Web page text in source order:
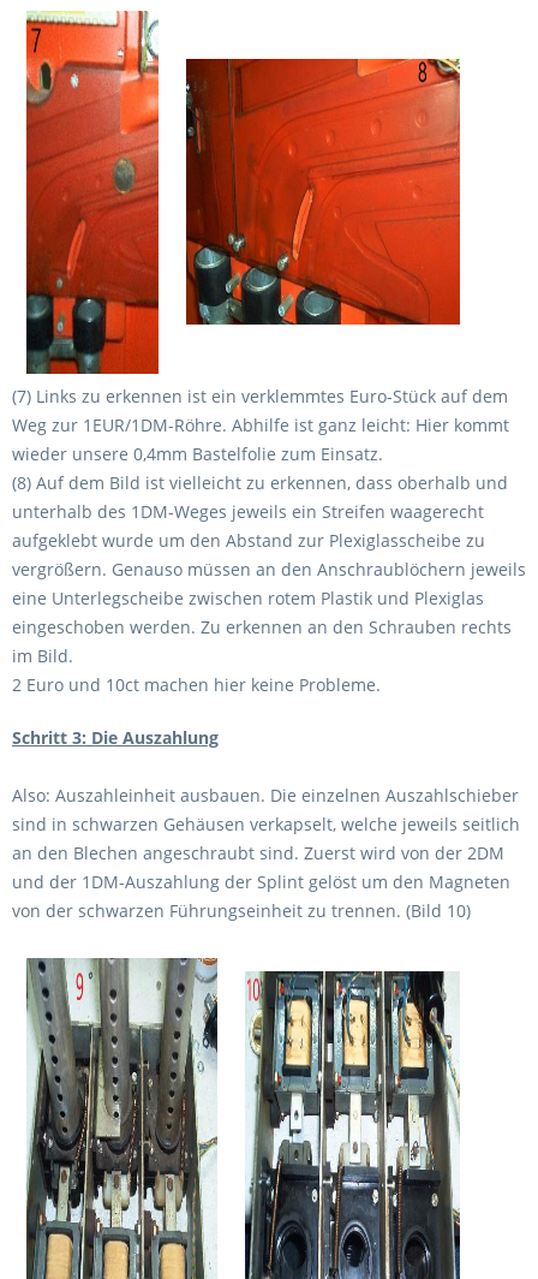
(7) Links zu erkennen ist ein verklemmtes Euro-Stück auf dem
Weg zur 1EUR/1DM-Röhre. Abhilfe ist ganz leicht: Hier kommt
wieder unsere 0,4mm Bastelfolie zum Einsatz.
(8) Auf dem Bild ist vielleicht zu erkennen, dass oberhalb und
unterhalb des 1DM-Weges jeweils ein Streifen waagerecht
aufgeklebt wurde um den Abstand zur Plexiglasscheibe zu
vergrößern. Genauso müssen an den Anschraublöchern jeweils
eine Unterlegscheibe zwischen rotem Plastik und Plexiglas
eingeschoben werden. Zu erkennen an den Schrauben rechts
im Bild.
2 Euro und 10ct machen hier keine Probleme.
Schritt 3: Die Auszahlung
Also: Auszahleinheit ausbauen. Die einzelnen Auszahlschieber
sind in schwarzen Gehäusen verkapselt, welche jeweils seitlich
an den Blechen angeschraubt sind. Zuerst wird von der 2DM
und der 1DM-Auszahlung der Splint gelöst um den Magneten
von der schwarzen Führungseinheit zu trennen. (Bild 10)